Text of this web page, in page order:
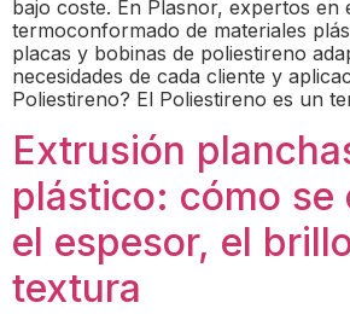
bajo coste. En Plasnor, expertos en
termoconformado de materiales
placas y bobinas de poliestireno
necesidades de cada cliente y
Poliestireno? El Poliestireno es un
Extrusión
plástico: cómo se
el espesor, el
textura